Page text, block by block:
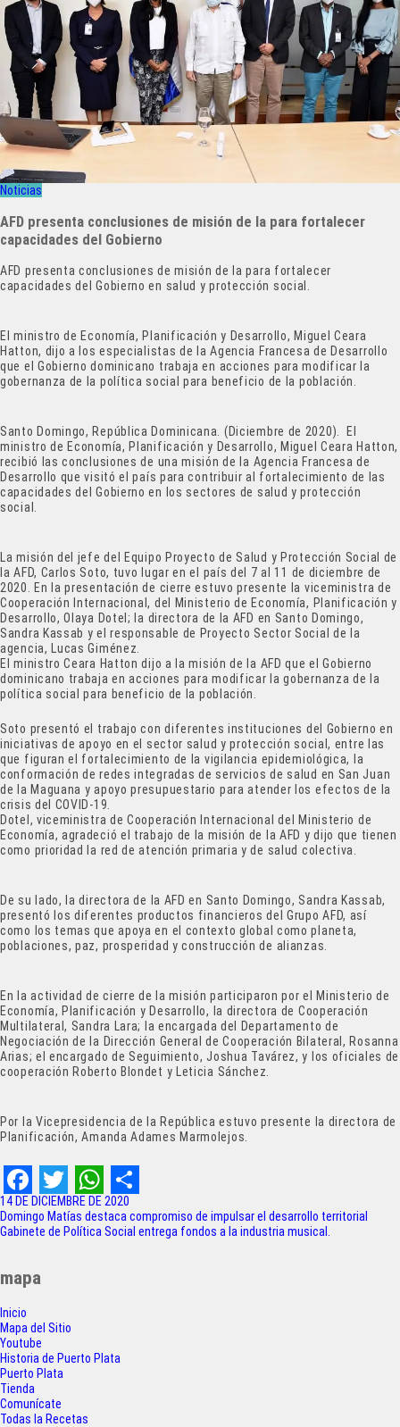
Noticias
AFD presenta conclusiones de misión de la para fortalecer
capacidades del Gobierno
AFD presenta conclusiones de misión de la para fortalecer
capacidades del Gobierno en salud y protección social.
El ministro de Economía, Planificación y Desarrollo, Miguel Ceara
Hatton, dijo a los especialistas de la Agencia Francesa de Desarrollo
que el Gobierno dominicano trabaja en acciones para modificar la
gobernanza de la política social para beneficio de la población.
Santo Domingo, República Dominicana. (Diciembre de 2020). El
ministro de Economía, Planificación y Desarrollo, Miguel Ceara Hatton,
recibió las conclusiones de una misión de la Agencia Francesa de
Desarrollo que visitó el país para contribuir al fortalecimiento de las
capacidades del Gobierno en los sectores de salud y protección
social.
La misión del jefe del Equipo Proyecto de Salud y Protección Social de
la AFD, Carlos Soto, tuvo lugar en el país del 7 al 11 de diciembre de
2020. En la presentación de cierre estuvo presente la viceministra de
Cooperación Internacional, del Ministerio de Economía, Planificación y
Desarrollo, Olaya Dotel; la directora de la AFD en Santo Domingo,
Sandra Kassab y el responsable de Proyecto Sector Social de la
agencia, Lucas Giménez.
El ministro Ceara Hatton dijo a la misión de la AFD que el Gobierno
dominicano trabaja en acciones para modificar la gobernanza de la
política social para beneficio de la población.
Soto presentó el trabajo con diferentes instituciones del Gobierno en
iniciativas de apoyo en el sector salud y protección social, entre las
que figuran el fortalecimiento de la vigilancia epidemiológica, la
conformación de redes integradas de servicios de salud en San Juan
de la Maguana y apoyo presupuestario para atender los efectos de la
crisis del COVID-19.
Dotel, viceministra de Cooperación Internacional del Ministerio de
Economía, agradeció el trabajo de la misión de la AFD y dijo que tienen
como prioridad la red de atención primaria y de salud colectiva.
De su lado, la directora de la AFD en Santo Domingo, Sandra Kassab,
presentó los diferentes productos financieros del Grupo AFD, así
como los temas que apoya en el contexto global como planeta,
poblaciones, paz, prosperidad y construcción de alianzas.
En la actividad de cierre de la misión participaron por el Ministerio de
Economía, Planificación y Desarrollo, la directora de Cooperación
Multilateral, Sandra Lara; la encargada del Departamento de
Negociación de la Dirección General de Cooperación Bilateral, Rosanna
Arias; el encargado de Seguimiento, Joshua Tavárez, y los oficiales de
cooperación Roberto Blondet y Leticia Sánchez.
Por la Vicepresidencia de la República estuvo presente la directora de
Planificación, Amanda Adames Marmolejos.
F
a
c
e
b
o
o
k
T
w
t
t
e
r
W
h
A
p
S
h
14 DE DICIEMBRE DE 2020
Navegación
de
Domingo Matías destaca compromiso de impulsar el desarrollo territorial
Gabinete de Política Social entrega fondos a la industria musical.
mapa
Inicio
Mapa del Sitio
Youtube
Historia de Puerto Plata
Puerto Plata
Tienda
Comunícate
Todas la Recetas